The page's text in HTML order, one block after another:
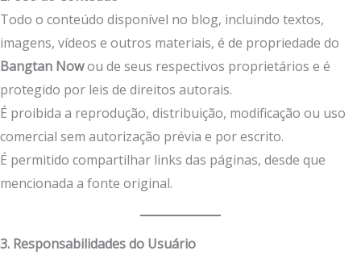
Todo o conteúdo disponível no blog, incluindo textos,
imagens, vídeos e outros materiais, é de propriedade do
Bangtan Nowou de seus respectivos proprietários e é
protegido por leis de direitos autorais.
É proibida a reprodução, distribuição, modificação ou uso
comercial sem autorização prévia e por escrito.
É permitido compartilhar links das páginas, desde que
mencionada a fonte original.
3. Responsabilidades do Usuário